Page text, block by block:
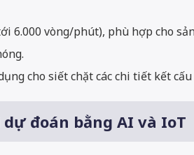
6.000 vòng/phút), phù hợp cho
cho siết chặt các chi tiết kết
đoán bằng AI và IoT